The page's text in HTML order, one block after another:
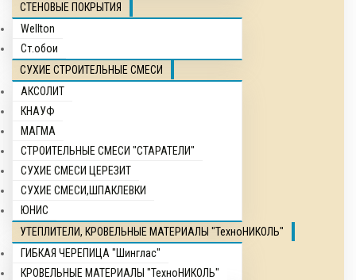
СТЕНОВЫЕ ПОКРЫТИЯ
Wellton
Ст.обои
СУХИЕ СТРОИТЕЛЬНЫЕ СМЕСИ
АКСОЛИТ
КНАУФ
МАГМА
СТРОИТЕЛЬНЫЕ СМЕСИ "СТАРАТЕЛИ"
СУХИЕ СМЕСИ ЦЕРЕЗИТ
СУХИЕ СМЕСИ,ШПАКЛЕВКИ
ЮНИС
УТЕПЛИТЕЛИ, КРОВЕЛЬНЫЕ МАТЕРИАЛЫ "ТехноНИКОЛЬ"
ГИБКАЯ ЧЕРЕПИЦА "Шинглас"
КРОВЕЛЬНЫЕ МАТЕРИАЛЫ "ТехноНИКОЛЬ"